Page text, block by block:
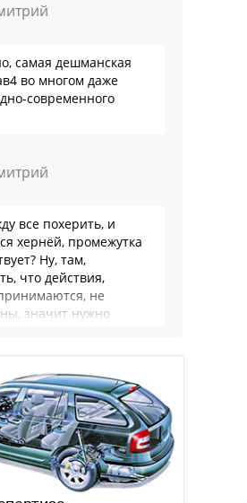
самая дешманская
во многом даже
современного
все похерить, и
хернёй, промежутка
Ну, там,
что действия,
не
значит нужно